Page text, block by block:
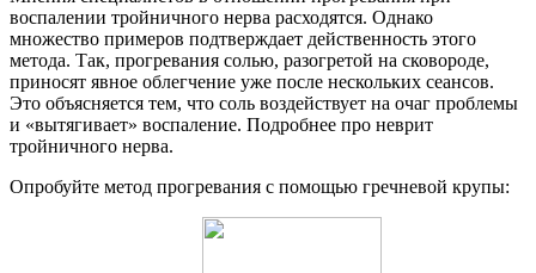
воспалении тройничного нерва расходятся. Однако
множество примеров подтверждает действенность этого
метода. Так, прогревания солью, разогретой на сковороде,
приносят явное облегчение уже после нескольких сеансов.
Это объясняется тем, что соль воздействует на очаг проблемы
и «вытягивает» воспаление. Подробнее про неврит
тройничного нерва.
Опробуйте метод прогревания с помощью гречневой крупы: